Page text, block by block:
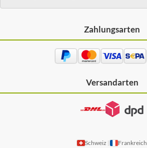
Zahlungsarten
Versandarten
Schweiz Frankreich